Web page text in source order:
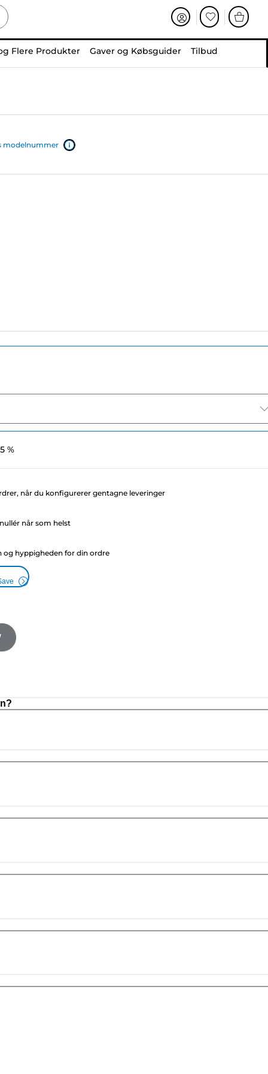
Flere Produkter Gaver og Købsguider Tilbud
modelnummer
%
når du konfigurerer gentagne leveringer
når som helst
hyppigheden for din ordre